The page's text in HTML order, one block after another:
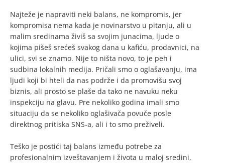
Najteže je napraviti neki balans, ne kompromis, jer
kompromisa nema kada je novinarstvo u pitanju, ali u
malim sredinama živiš sa svojim junacima, ljude o
kojima pišeš srećeš svakog dana u kafiću, prodavnici, na
ulici, svi se znamo. Nije to ništa novo, to je peh i
sudbina lokalnih medija. Pričali smo o oglašavanju, ima
ljudi koji bi hteli da nas podrže i da promovišu svoj
biznis, ali prosto se plaše da tako ne navuku neku
inspekciju na glavu. Pre nekoliko godina imali smo
situaciju da se nekoliko oglašivača povuče posle
direktnog pritiska SNS-a, ali i to smo preživeli.
Teško je postići taj balans između potrebe za
profesionalnim izveštavanjem i života u maloj sredini,